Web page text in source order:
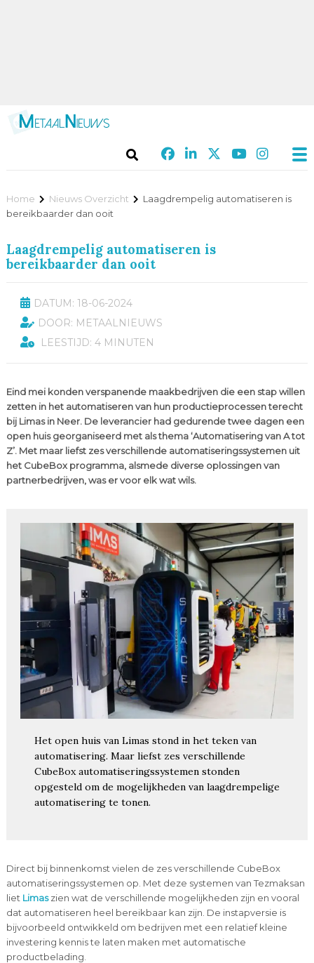
Home Nieuws Overzicht
Laagdrempelig automatiseren is
bereikbaarder dan ooit
Laagdrempelig automatiseren is
bereikbaarder dan ooit
DATUM: 18-06-2024
DOOR: METAALNIEUWS
LEESTIJD: 4 MINUTEN
Eind mei konden verspanende maakbedrijven die een stap willen
zetten in het automatiseren van hun productieprocessen terecht
bij Limas in Neer. De leverancier had gedurende twee dagen een
open huis georganiseerd met als thema ‘Automatisering van A tot
Z’. Met maar liefst zes verschillende automatiseringssystemen uit
het CubeBox programma, alsmede diverse oplossingen van
partnerbedrijven, was er voor elk wat wils.
Het open huis van Limas stond in het teken van
automatisering. Maar liefst zes verschillende
CubeBox automatiseringssystemen stonden
opgesteld om de mogelijkheden van laagdrempelige
automatisering te tonen.
Direct bij binnenkomst vielen de zes verschillende CubeBox
automatiseringssystemen op. Met deze systemen van Tezmaksan
liet Limaszien wat de verschillende mogelijkheden zijn en vooral
dat automatiseren heel bereikbaar kan zijn. De instapversie is
bijvoorbeeld ontwikkeld om bedrijven met een relatief kleine
investering kennis te laten maken met automatische
productbelading.